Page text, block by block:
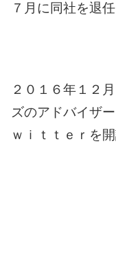
７月に同社を退任
２０１６年１２
ズのアドバイザ
ｗｉｔｔｅｒを開